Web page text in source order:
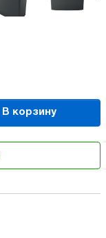
В корзину